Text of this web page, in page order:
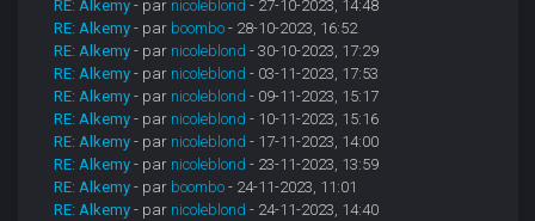
RE: Alkemy - par nicoleblond - 27-10-2023, 14:48
RE: Alkemy - par boombo - 28-10-2023, 16:52
RE: Alkemy - par nicoleblond - 30-10-2023, 17:29
RE: Alkemy - par nicoleblond - 03-11-2023, 17:53
RE: Alkemy - par nicoleblond - 09-11-2023, 15:17
RE: Alkemy - par nicoleblond - 10-11-2023, 15:16
RE: Alkemy - par nicoleblond - 17-11-2023, 14:00
RE: Alkemy - par nicoleblond - 23-11-2023, 13:59
RE: Alkemy - par boombo - 24-11-2023, 11:01
RE: Alkemy - par nicoleblond - 24-11-2023, 14:40